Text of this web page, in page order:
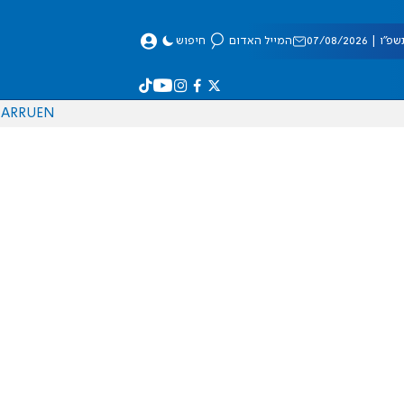
08/2026 המייל האדום חיפוש
EN
RU
AR